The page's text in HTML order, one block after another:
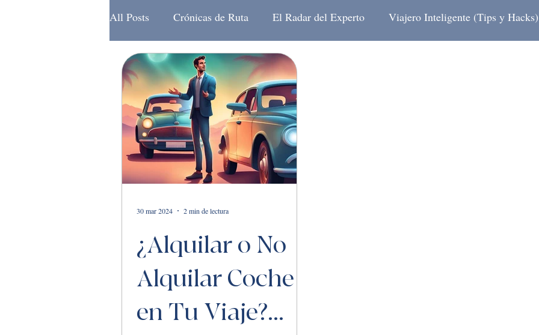
All Posts Crónicas de Ruta El Radar del Experto Viajero Inteligente (Tips y Hacks)
Brújula Rascado (Noticias) El Arte de Viajar
¿Alquilar o No
Alquilar Coche
en Tu Viaje?
30 mar 2024 2 min de lectura